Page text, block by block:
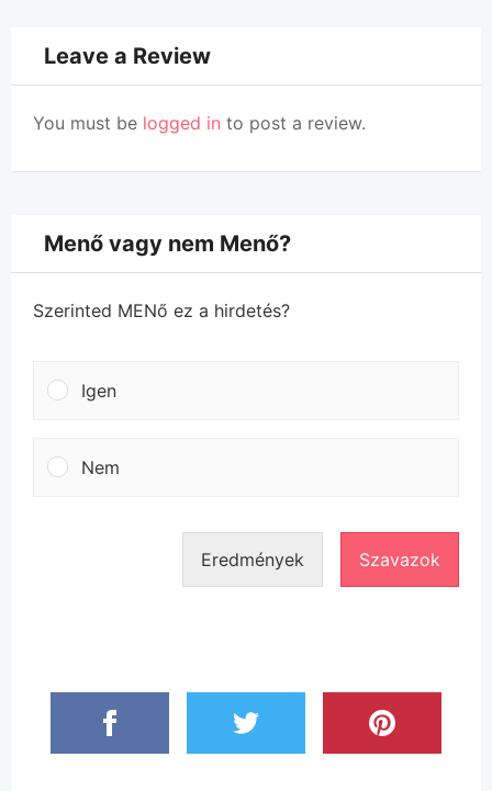
Leave a Review
You must be logged in to post a review.
Menő vagy nem Menő?
Szerinted MENő ez a hirdetés?
Igen
Nem
Eredmények Szavazok